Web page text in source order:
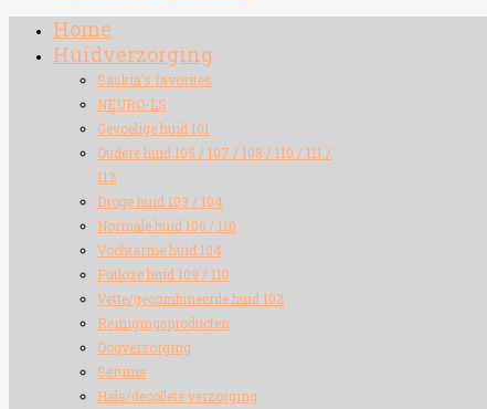
Home
Huidverzorging
Saskia’s favorites
NEURO-LS
Gevoelige huid 101
Oudere huid 105 / 107 / 108 / 110 / 111 /
112
Droge huid 103 / 104
Normale huid 106 / 110
Vochtarme huid 104
Futloze huid 109 / 110
Vette/gecombineerde huid 102
Reinigingsproducten
Oogverzorging
Serums
Hals/decolleté verzorging